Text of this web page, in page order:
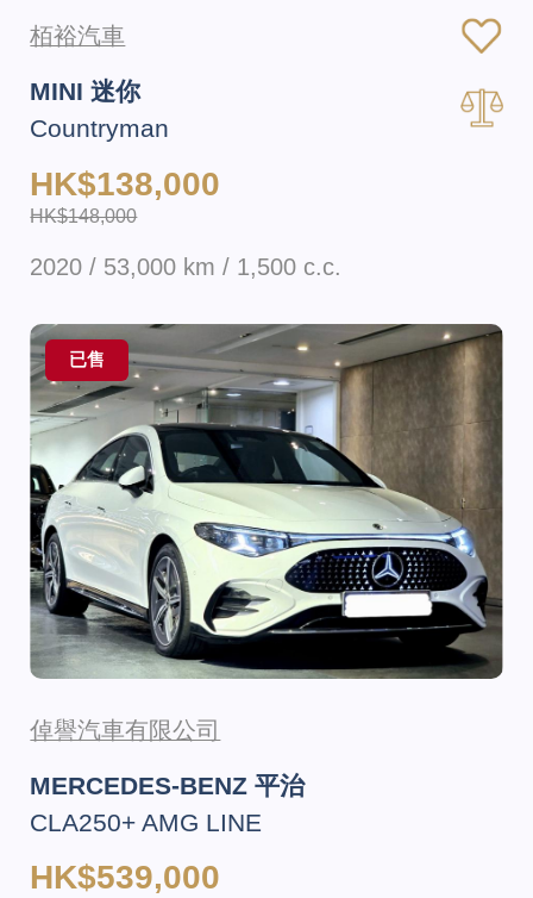
栢裕汽車
MINI 迷你
Countryman
HK$138,000
HK$148,000
2020 / 53,000 km / 1,500 c.c.
已售
倬譽汽車有限公司
MERCEDES-BENZ 平治
CLA250+ AMG LINE
HK$539,000